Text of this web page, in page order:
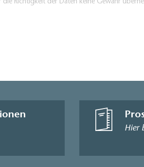
Richtigkeit der Daten keine Gewähr
Hier